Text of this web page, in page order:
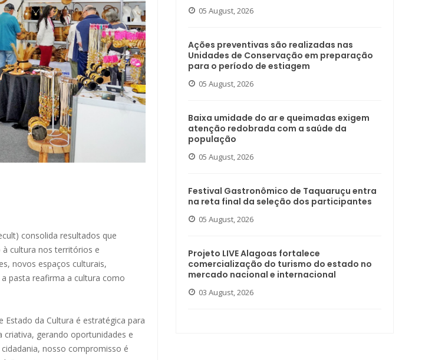
consolida resultados que
cultura nos territórios e
novos espaços culturais,
pasta reafirma a cultura como
Estado da Cultura é estratégica para
gerando oportunidades e
nosso compromisso é
05 August, 2026
Ações preventivas são realizadas nas
Unidades de Conservação em preparação
para o período de estiagem
05 August, 2026
Baixa umidade do ar e queimadas exigem
atenção redobrada com a saúde da
população
05 August, 2026
Festival Gastronômico de Taquaruçu entra
na reta final da seleção dos participantes
05 August, 2026
Projeto LIVE Alagoas fortalece
comercialização do turismo do estado no
mercado nacional e internacional
03 August, 2026